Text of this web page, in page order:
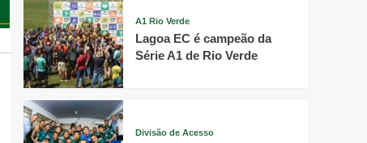
A1 Rio Verde
Lagoa EC é campeão da
Série A1 de Rio Verde
Divisão de Acesso